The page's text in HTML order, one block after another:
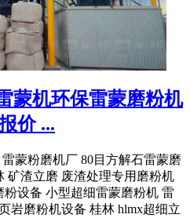
蒙机环保雷蒙磨粉机
价 ...
蒙粉磨机厂 80目方解石雷蒙磨
矿渣立磨 废渣处理专用磨粉机
设备 小型超细雷蒙磨粉机 雷
岩磨粉机设备 桂林 hlmx超细立